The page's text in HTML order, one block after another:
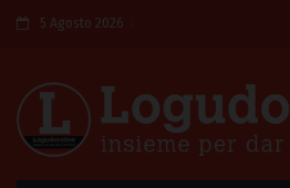
5 Agosto 2026